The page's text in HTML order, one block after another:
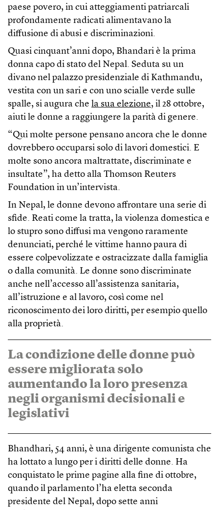
paese povero, in cui atteggiamenti patriarcali
profondamente radicati alimentavano la
diffusione di abusi e discriminazioni.
Quasi cinquant’anni dopo, Bhandari è la prima
donna capo di stato del Nepal. Seduta su un
divano nel palazzo presidenziale di Kathmandu,
vestita con un sari e con uno scialle verde sulle
spalle, si augura che la sua elezione, il 28 ottobre,
aiuti le donne a raggiungere la parità di genere.
“Qui molte persone pensano ancora che le donne
dovrebbero occuparsi solo di lavori domestici. E
molte sono ancora maltrattate, discriminate e
insultate”, ha detto alla Thomson Reuters
Foundation in un’intervista.
In Nepal, le donne devono affrontare una serie di
sfide. Reati come la tratta, la violenza domestica e
lo stupro sono diffusi ma vengono raramente
denunciati, perché le vittime hanno paura di
essere colpevolizzate e ostracizzate dalla famiglia
o dalla comunità. Le donne sono discriminate
anche nell’accesso all’assistenza sanitaria,
all’istruzione e al lavoro, così come nel
riconoscimento dei loro diritti, per esempio quello
alla proprietà.
La condizione delle donne può
essere migliorata solo
aumentando la loro presenza
negli organismi decisionali e
legislativi
Bhandhari, 54 anni, è una dirigente comunista che
ha lottato a lungo per i diritti delle donne. Ha
conquistato le prime pagine alla fine di ottobre,
quando il parlamento l’ha eletta seconda
presidente del Nepal, dopo sette anni